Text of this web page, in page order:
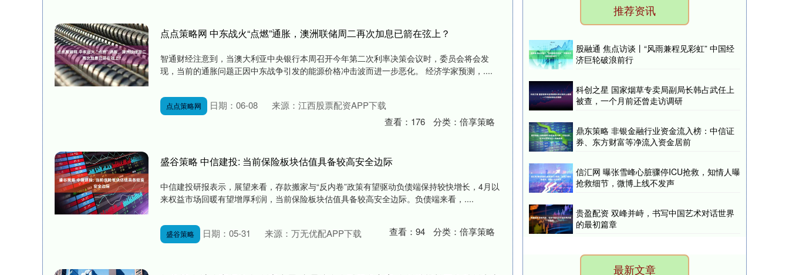
点点策略网 中东战火“点燃”通胀，澳洲联储周二再次加息已箭在弦上？
智通财经注意到，当澳大利亚中央银行本周召开今年第二次利率决策会议时，委员会将会发
现，当前的通胀问题正因中东战争引发的能源价格冲击波而进一步恶化。 经济学家预测，....
点点策略网 日期：06-08
来源：江西股票配资APP下载
查看： 176 分类： 倍享策略
盛谷策略 中信建投: 当前保险板块估值具备较高安全边际
中信建投研报表示，展望来看，存款搬家与“反内卷”政策有望驱动负债端保持较快增长，4月以
来权益市场回暖有望增厚利润，当前保险板块估值具备较高安全边际。负债端来看，....
盛谷策略 日期：05-31 来源：万无优配APP下载 查看： 94 分类： 倍享策略
推荐资讯
股融通 焦点访谈丨“风雨兼程见彩虹” 中国经
济巨轮破浪前行
科创之星 国家烟草专卖局副局长韩占武任上
被查，一个月前还曾走访调研
鼎东策略 非银金融行业资金流入榜：中信证
券、东方财富等净流入资金居前
信汇网 曝张雪峰心脏骤停ICU抢救，知情人曝
抢救细节，微博上线不发声
贵盈配资 双峰并峙，书写中国艺术对话世界
的最初篇章
最新文章